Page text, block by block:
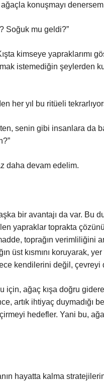
konuşmayı
Soğuk mu geldi?”
kimseye yapraklarımı
istemediğin şeylerden
her yıl bu ritüeli
senin gibi insanlara da
daha devam edelim.
bir avantajı da var. Bu
yapraklar toprakta
toprağın verimliliğini
üst kısmını koruyarak,
kendilerini değil, çevreyi
için, ağaç kışa doğru
artık ihtiyaç duymadığı
hedefler. Yani bu,
hayatta kalma